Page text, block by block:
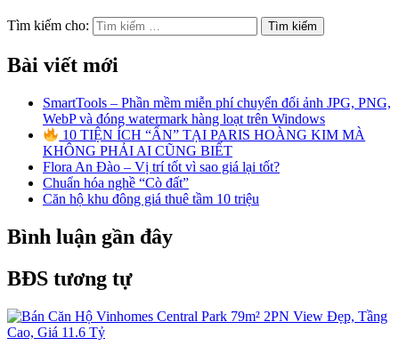
Tìm kiếm cho:
Bài viết mới
SmartTools – Phần mềm miễn phí chuyển đổi ảnh JPG, PNG,
WebP và đóng watermark hàng loạt trên Windows
10 TIỆN ÍCH “ẨN” TẠI PARIS HOÀNG KIM MÀ
KHÔNG PHẢI AI CŨNG BIẾT
Flora An Đào – Vị trí tốt vì sao giá lại tốt?
Chuẩn hóa nghề “Cò đất”
Căn hộ khu đông giá thuê tầm 10 triệu
Bình luận gần đây
BĐS tương tự